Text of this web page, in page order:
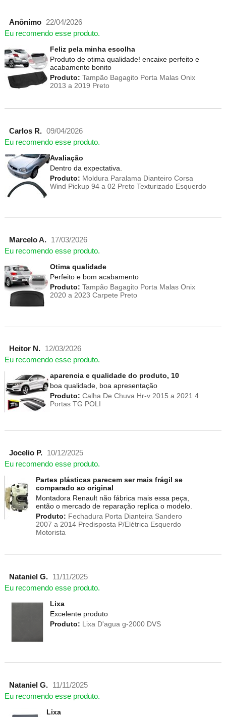
Anônimo 22/04/2026
Eu recomendo esse produto.
Feliz pela minha escolha
Produto de otima qualidade! encaixe perfeito e
acabamento bonito
Produto: Tampão Bagagito Porta Malas Onix
2013 a 2019 Preto
Carlos R. 09/04/2026
Eu recomendo esse produto.
Avaliação
Dentro da expectativa.
Produto: Moldura Paralama Dianteiro Corsa
Wind Pickup 94 a 02 Preto Texturizado Esquerdo
Marcelo A.
17/03/2026
Eu recomendo esse produto.
Otima qualidade
Perfeito e bom acabamento
Produto: Tampão Bagagito Porta Malas Onix
2020 a 2023 Carpete Preto
Heitor N.
12/03/2026
Eu recomendo esse produto.
aparencia e qualidade do produto, 10
boa qualidade, boa apresentação
Produto: Calha De Chuva Hr-v 2015 a 2021 4
Portas TG POLI
Jocelio P.
10/12/2025
Eu recomendo esse produto.
Partes plásticas parecem ser mais frágil se
comparado ao original
Montadora Renault não fábrica mais essa peça,
então o mercado de reparação replica o modelo.
Produto: Fechadura Porta Dianteira Sandero
2007 a 2014 Predisposta P/Elétrica Esquerdo
Motorista
Nataniel G.
11/11/2025
Eu recomendo esse produto.
Lixa
Excelente produto
Produto: Lixa D'agua g-2000 DVS
Nataniel G.
11/11/2025
Eu recomendo esse produto.
Lixa